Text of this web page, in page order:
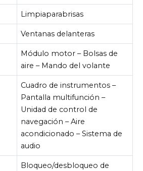
Limpiaparabrisas
Ventanas delanteras
Módulo motor – Bolsas de
aire – Mando del volante
Cuadro de instrumentos –
Pantalla multifunción –
Unidad de control de
navegación – Aire
acondicionado – Sistema de
audio
Bloqueo/desbloqueo de